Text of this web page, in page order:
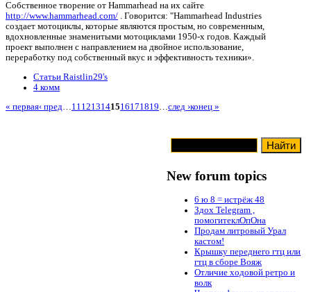
Собственное творение от Hammarhead на их сайте
http://www.hammarhead.com/ . Говорится: "Hammarhead Industries
создает мотоциклы, которые являются простым, но современным,
вдохновленные знаменитыми мотоциклами 1950-х годов. Каждый
проект выполнен с направлением на двойное использование,
переработку под собственный вкус и эффективность техники».
Статьи Raistlin29's
4 комм
« первая‹ пред…111213141516171819…след ›конец »
New forum topics
6 ю 8 = истрёж 48
Здох Telegram ,
помогитеклОпОна
Продам литровый Урал
кастом!
Крышку переднего гтц или
гтц в сборе Вояж
Отличие ходовой ретро и
волк